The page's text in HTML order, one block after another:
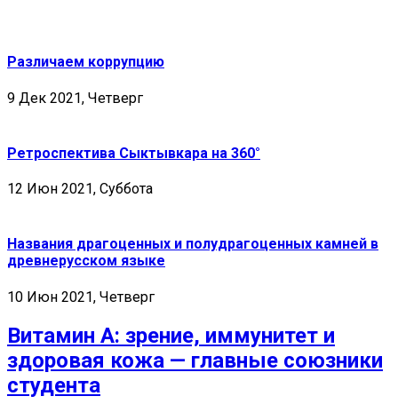
Различаем коррупцию
9 Дек 2021, Четверг
Ретроспектива Сыктывкара на 360°
12 Июн 2021, Суббота
Названия драгоценных и полудрагоценных камней в
древнерусском языке
10 Июн 2021, Четверг
Витамин А: зрение, иммунитет и
здоровая кожа — главные союзники
студента